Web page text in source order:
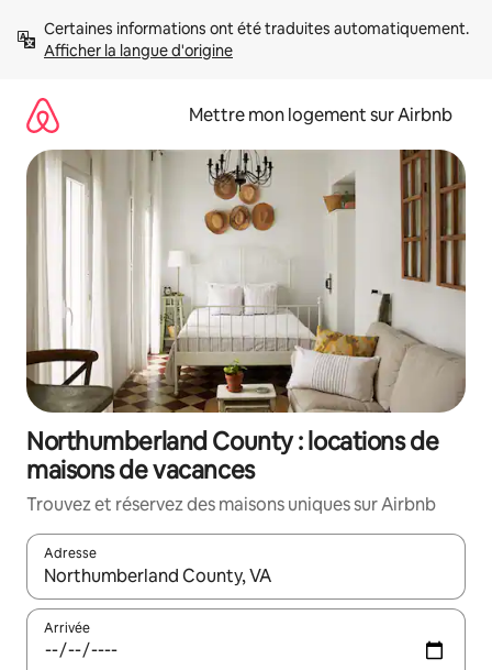
directement
Afficher la langue d'origine
Mettre mon logement sur Airbnb
Northumberland County : locations de
maisons de vacances
Trouvez et réservez des maisons uniques sur Airbnb
Adresse
Lorsque les résultats s'affichent, utilisez les flèches vers le
Arrivée